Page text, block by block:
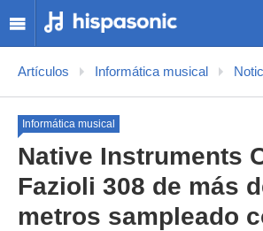
Artículos Informática musical
Informática musical
Native Instruments
Fazioli 308 de más
metros sampleado